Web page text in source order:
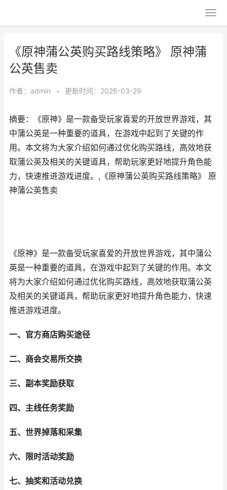
《原神蒲公英购买路线策略》 原神蒲
公英售卖
作者： admin • 更新时间：2026-03-29
摘要：《原神》是一款备受玩家喜爱的开放世界游戏，其
中蒲公英是一种重要的道具，在游戏中起到了关键的作
用。本文将为大家介绍如何通过优化购买路线，高效地获
取蒲公英及相关的关键道具，帮助玩家更好地提升角色能
力，快速推进游戏进度。,《原神蒲公英购买路线策略》 原
神蒲公英售卖
《原神》是一款备受玩家喜爱的开放世界游戏，其中蒲公
英是一种重要的道具，在游戏中起到了关键的作用。本文
将为大家介绍如何通过优化购买路线，高效地获取蒲公英
及相关的关键道具，帮助玩家更好地提升角色能力，快速
推进游戏进度。
一、官方商店购买途径
二、商会交易所交换
三、副本奖励获取
四、主线任务奖励
五、世界掉落和采集
六、限时活动奖励
七、抽奖和活动兑换